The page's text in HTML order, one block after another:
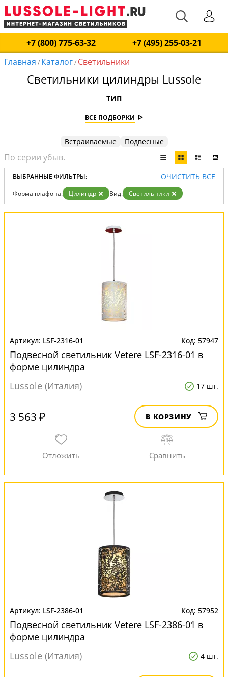
+7 (800) 775-63-32
+7 (495) 255-03-21
Главная / Каталог/ Светильники
Светильники цилиндры Lussole
ТИП
ВСЕ ПОДБОРКИ
Встраиваемые Подвесные
ВЫБРАННЫЕ ФИЛЬТРЫ: ОЧИСТИТЬ ВСЕ
Форма плафона: Цилиндр Вид: Светильники
LSF-2316-01 57947
Подвесной светильник Vetere LSF-2316-01 в
форме цилиндра
Lussole (Италия)
17 шт.
3 563 ₽ В КОРЗИНУ
LSF-2386-01 57952
Подвесной светильник Vetere LSF-2386-01 в
форме цилиндра
Lussole (Италия)
4 шт.